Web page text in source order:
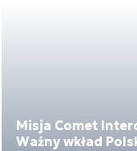
Misja Comet
Ważny wkład